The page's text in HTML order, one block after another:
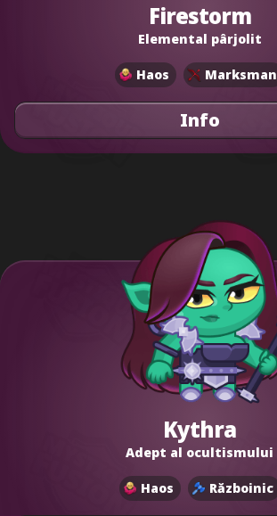
Firestorm
Elemental pârjolit
Haos Marksman
Info
Kythra
Adept al ocultismului
Haos Războinic